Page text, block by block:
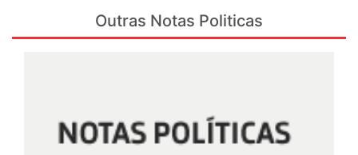
Outras Notas Politicas